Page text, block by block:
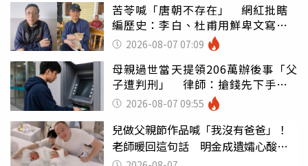
苦苓喊「唐朝不存在」 網紅批瞎
編歷史：李白、杜甫用鮮卑文寫
詩？2026-08-07 07:09
母親過世當天提領206萬辦後事「父
子遭判刑」 律師：搶錢先下手是
罪 2026-08-07 09:55
兒做父親節作品喊「我沒有爸爸」！
老師暖回這句話 明金成遺孀心酸惹
淚